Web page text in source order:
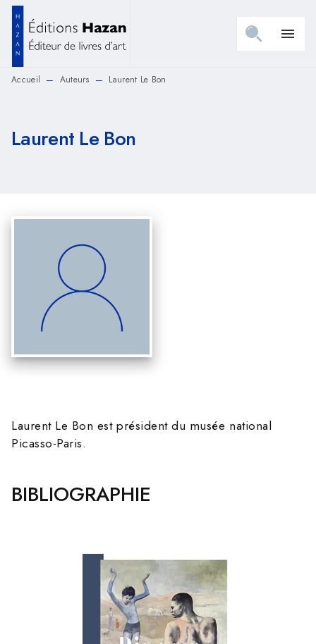
MENU RECHERCHE
PIED DE PAGE
menu
Accueil — Auteurs — Laurent Le Bon
Laurent Le Bon
Laurent Le Bon est président du musée national
Picasso-Paris.
BIBLIOGRAPHIE